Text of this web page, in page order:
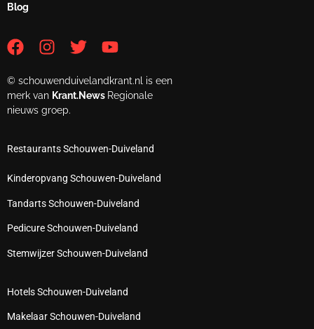
Blog
© schouwenduivelandkrant.nl is een
merk van Krant.News Regionale
nieuws groep.
Restaurants Schouwen-Duiveland
Kinderopvang Schouwen-Duiveland
Tandarts Schouwen-Duiveland
Pedicure Schouwen-Duiveland
Stemwijzer Schouwen-Duiveland
Hotels Schouwen-Duiveland
Makelaar Schouwen-Duiveland